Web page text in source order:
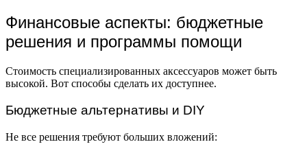
Финансовые аспекты: бюджетные
решения и программы помощи
Стоимость специализированных аксессуаров может быть
высокой. Вот способы сделать их доступнее.
Бюджетные альтернативы и DIY
Не все решения требуют больших вложений: